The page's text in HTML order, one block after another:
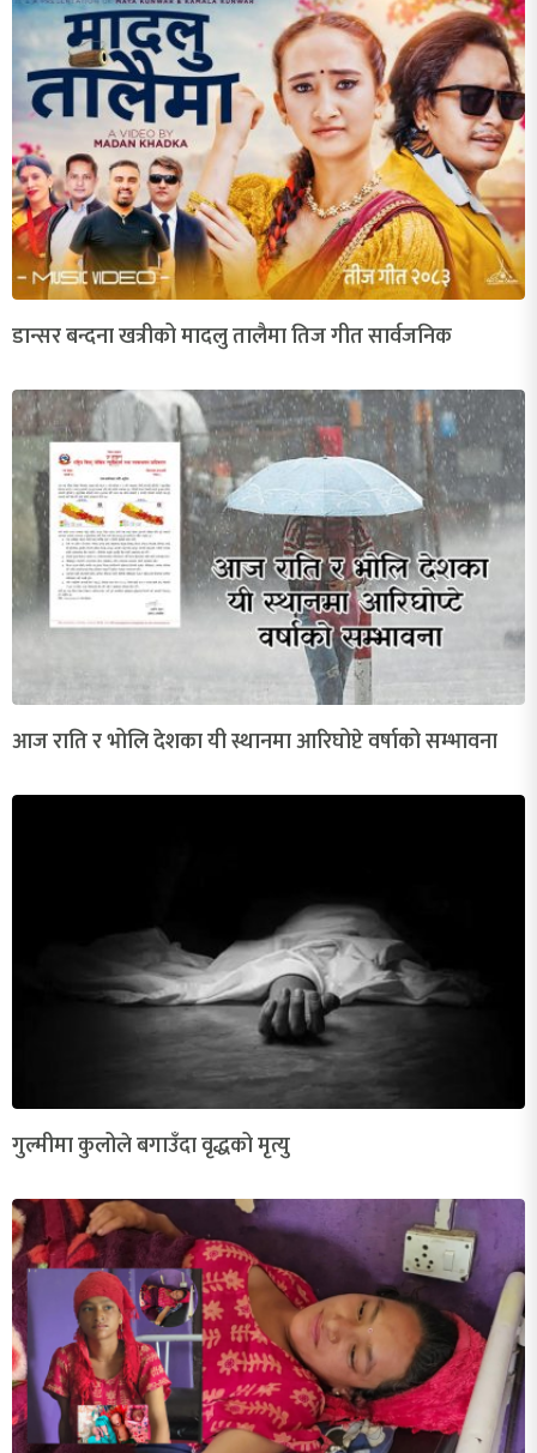
डान्सर बन्दना खत्रीको मादलु तालैमा तिज गीत सार्वजनिक
आज राति र भोलि देशका यी स्थानमा आरिघोप्टे वर्षाको सम्भावना
गुल्मीमा कुलोले बगाउँदा वृद्धको मृत्यु